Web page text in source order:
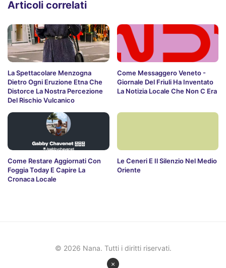
Articoli correlati
La Spettacolare Menzogna
Dietro Ogni Eruzione Etna Che
Distorce La Nostra Percezione
Del Rischio Vulcanico
Come Messaggero Veneto -
Giornale Del Friuli Ha Inventato
La Notizia Locale Che Non C Era
Come Restare Aggiornati Con
Foggia Today E Capire La
Cronaca Locale
Le Ceneri E Il Silenzio Nel Medio
Oriente
×
© 2026 Nana. Tutti i diritti riservati.